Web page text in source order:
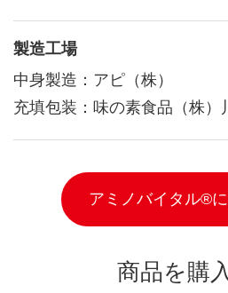
製造工場
中身製造：アピ（株）
充填包装：味の素食品（株）
アミノバイタル®
商品を購